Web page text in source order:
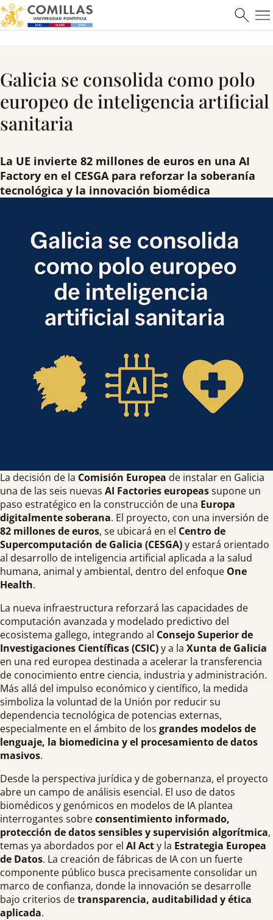
Galicia se consolida como polo
europeo de inteligencia artificial
sanitaria
La UE invierte 82 millones de euros en una AI
Factory en el CESGA para reforzar la soberanía
tecnológica y la innovación biomédica
La decisión de la Comisión Europea de instalar en Galicia
una de las seis nuevas AI Factories europeassupone un
paso estratégico en la construcción de una Europa
digitalmente soberana. El proyecto, con una inversión de
82 millones de euros, se ubicará en el Centro de
Supercomputación de Galicia (CESGA)y estará orientado
al desarrollo de inteligencia artificial aplicada a la salud
humana, animal y ambiental, dentro del enfoque One
Health.
La nueva infraestructura reforzará las capacidades de
computación avanzada y modelado predictivo del
ecosistema gallego, integrando al Consejo Superior de
Investigaciones Científicas (CSIC)y a la Xunta de Galicia
en una red europea destinada a acelerar la transferencia
de conocimiento entre ciencia, industria y administración.
Más allá del impulso económico y científico, la medida
simboliza la voluntad de la Unión por reducir su
dependencia tecnológica de potencias externas,
especialmente en el ámbito de los grandes modelos de
lenguaje, la biomedicina y el procesamiento de datos
masivos.
Desde la perspectiva jurídica y de gobernanza, el proyecto
abre un campo de análisis esencial. El uso de datos
biomédicos y genómicos en modelos de IA plantea
interrogantes sobreconsentimiento informado,
protección de datos sensibles y supervisión algorítmica,
temas ya abordados por el AI Acty la Estrategia Europea
de Datos. La creación de fábricas de IA con un fuerte
componente público busca precisamente consolidar un
marco de confianza, donde la innovación se desarrolle
bajo criterios detransparencia, auditabilidad y ética
aplicada.